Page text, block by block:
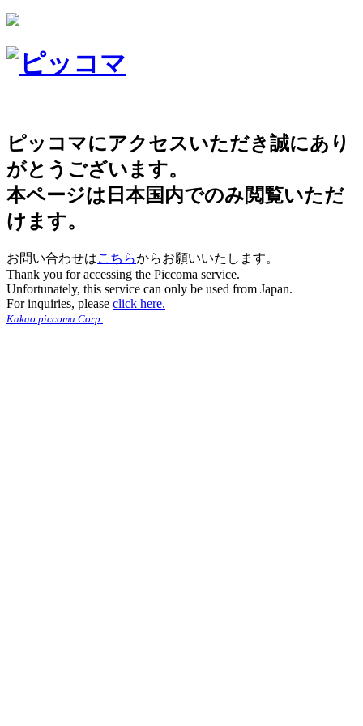
ピッコマにアクセスいただき誠にあり
がとうございます。
本ページは日本国内でのみ閲覧いただ
けます。
お問い合わせはこちらからお願いいたします。
Thank you for accessing the Piccoma service.
Unfortunately, this service can only be used from Japan.
For inquiries, please click here.
Kakao piccoma Corp.